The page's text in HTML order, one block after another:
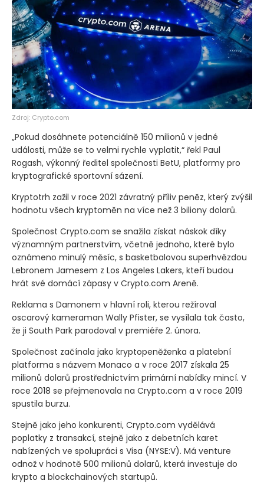
Zdroj: Crypto.com
„Pokud dosáhnete potenciálně 150 milionů v jedné
události, může se to velmi rychle vyplatit,“ řekl Paul
Rogash, výkonný ředitel společnosti BetU, platformy pro
kryptografické sportovní sázení.
Kryptotrh zažil v roce 2021 závratný příliv peněz, který zvýšil
hodnotu všech kryptoměn na více než 3 biliony dolarů.
Společnost Crypto.com se snažila získat náskok díky
významným partnerstvím, včetně jednoho, které bylo
oznámeno minulý měsíc, s basketbalovou superhvězdou
Lebronem Jamesem z Los Angeles Lakers, kteří budou
hrát své domácí zápasy v Crypto.com Areně.
Reklama s Damonem v hlavní roli, kterou režíroval
oscarový kameraman Wally Pfister, se vysílala tak často,
že ji South Park parodoval v premiéře 2. února.
Společnost začínala jako kryptopeněženka a platební
platforma s názvem Monaco a v roce 2017 získala 25
milionů dolarů prostřednictvím primární nabídky mincí. V
roce 2018 se přejmenovala na Crypto.com a v roce 2019
spustila burzu.
Stejně jako jeho konkurenti, Crypto.com vydělává
poplatky z transakcí, stejně jako z debetních karet
nabízených ve spolupráci s Visa (NYSE:V). Má venture
odnož v hodnotě 500 milionů dolarů, která investuje do
krypto a blockchainových startupů.